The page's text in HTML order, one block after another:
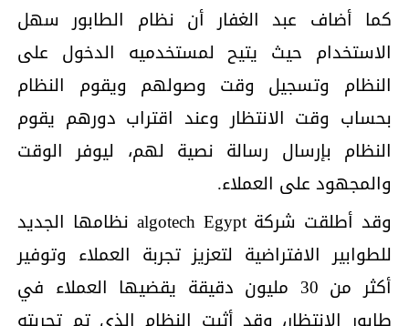
كما أضاف عبد الغفار أن نظام الطابور سهل
الاستخدام حيث يتيح لمستخدميه الدخول على
النظام وتسجيل وقت وصولهم ويقوم النظام
بحساب وقت الانتظار وعند اقتراب دورهم يقوم
النظام بإرسال رسالة نصية لهم، ليوفر الوقت
والمجهود على العملاء.
وقد أطلقت شركة algotech Egypt نظامها الجديد
للطوابير الافتراضية لتعزيز تجربة العملاء وتوفير
أكثر من 30 مليون دقيقة يقضيها العملاء في